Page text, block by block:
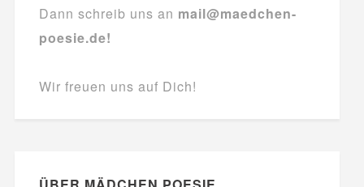
Dann schreib uns an mail@maedchen-
poesie.de!
Wir freuen uns auf Dich!